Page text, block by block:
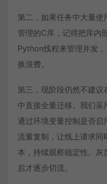
第二，如果任务中大量
管理的C库，记得把库内
Python线程来管理并发
换浪费。
第三，现阶段仍然不建
中直接全量迁移。我们采
通过环境变量控制是否
流量复制，让线上请求同
本，持续观察稳定性。灰
后才逐步切流。